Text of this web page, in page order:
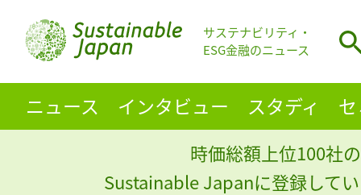
サステナビリティ・
ESG金融のニュース
ニュース インタビュー スタディ
時価総額上位100社
Sustainable Japanに登録して